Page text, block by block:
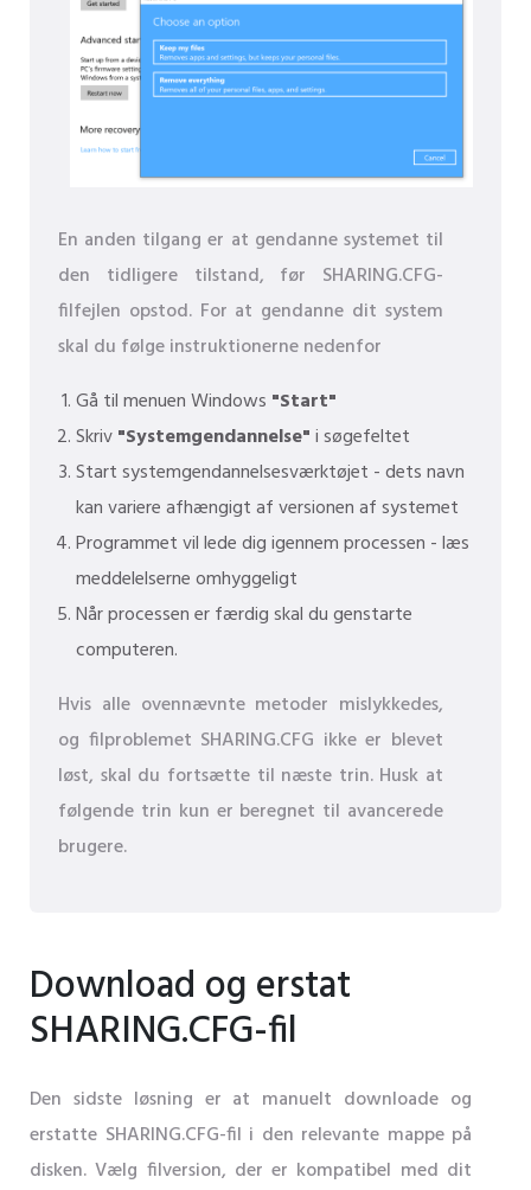
En anden tilgang er at gendanne systemet til
den tidligere tilstand, før SHARING.CFG-
filfejlen opstod. For at gendanne dit system
skal du følge instruktionerne nedenfor
Gå til menuen Windows "Start"
Skriv"Systemgendannelse"i søgefeltet
Start systemgendannelsesværktøjet - dets navn
kan variere afhængigt af versionen af ​​systemet
Programmet vil lede dig igennem processen - læs
meddelelserne omhyggeligt
Når processen er færdig skal du genstarte
computeren.
Hvis alle ovennævnte metoder mislykkedes,
og filproblemet SHARING.CFG ikke er blevet
løst, skal du fortsætte til næste trin. Husk at
følgende trin kun er beregnet til avancerede
brugere.
Download og erstat
SHARING.CFG-fil
Den sidste løsning er at manuelt downloade og
erstatte SHARING.CFG-fil i den relevante mappe på
disken. Vælg filversion, der er kompatibel med dit